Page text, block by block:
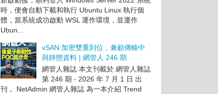
時，便會自動下載和執行 Ubuntu Linux 執行個
體，當系統成功啟動 WSL 運作環境，並運作
Ubun...
vSAN 加密雙重到位，兼顧傳輸中
與靜態資料 | 網管人 246 期
網管人雜誌 本文刊載於 網管人雜誌
第 246 期 - 2026 年 7 月 1 日 出
刊， NetAdmin 網管人雜誌 為一本介紹 Trend